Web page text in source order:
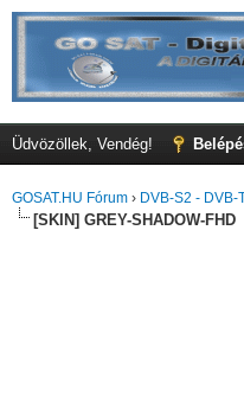
Üdvözöllek, Vendég!
GOSAT.HU Fórum › DVB-S2 - DVB-
[SKIN] GREY-SHADOW-FHD